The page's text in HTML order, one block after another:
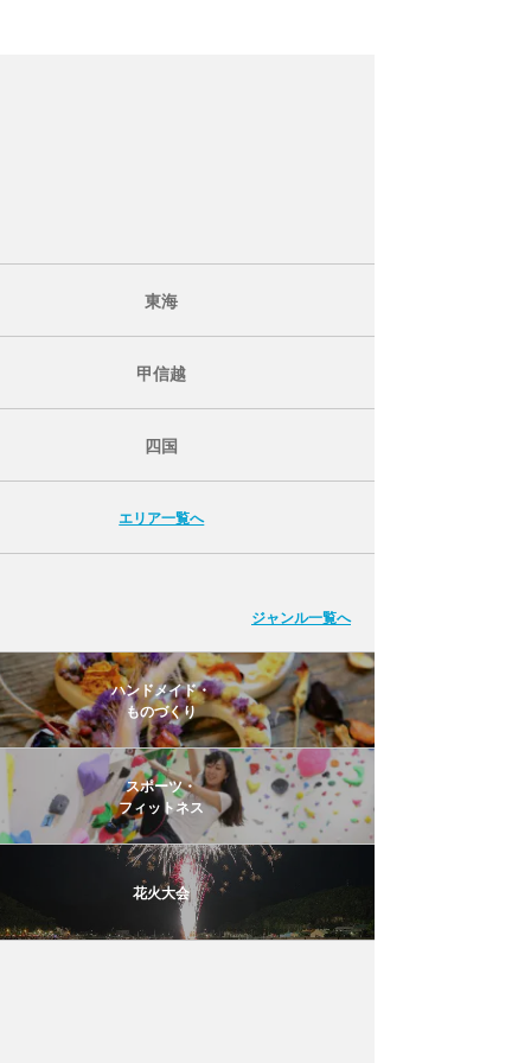
東海
甲信越
四国
エリア一覧へ
ジャンル一覧へ
ハンドメイド・
ものづくり
スポーツ・
フィットネス
花火大会